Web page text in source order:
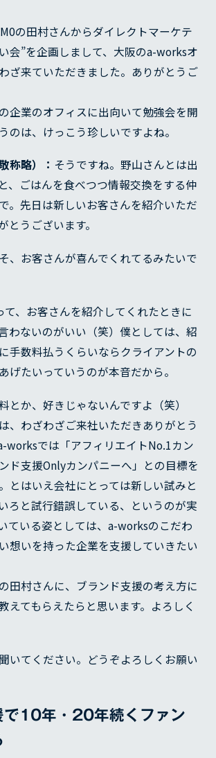
の田村さんからダイレクトマーケテ
会”を企画しまして、大阪のa-worksオ
ざ来ていただきました。ありがとうご
企業のオフィスに出向いて勉強会を開
のは、けっこう珍しいですよね。
称略）： そうですね。野山さんとは出
、ごはんを食べつつ情報交換をする仲
。先日は新しいお客さんを紹介いただ
とうございます。
、お客さんが喜んでくれてるみたいで
て、お客さんを紹介してくれたときに
わないのがいい（笑）僕としては、紹
手数料払うくらいならクライアントの
げたいっていうのが本音だから。
とか、好きじゃないんですよ（笑）
、わざわざご来社いただきありがとう
worksでは「アフィリエイトNo.1カン
ド支援Onlyカンパニーへ」との目標を
とはいえ会社にとっては新しい試みと
ろと試行錯誤している、というのが実
ている姿としては、a-worksのこだわ
想いを持った企業を支援していきたい
田村さんに、ブランド支援の考え方に
えてもらえたらと思います。よろしく
いてください。どうぞよろしくお願い
で10年・20年続くファン